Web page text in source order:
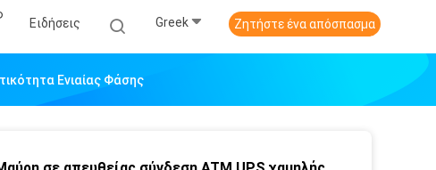
Ειδήσεις Greek Ζητήστε ένα απόσπασμα
Ενιαίας Φάσης